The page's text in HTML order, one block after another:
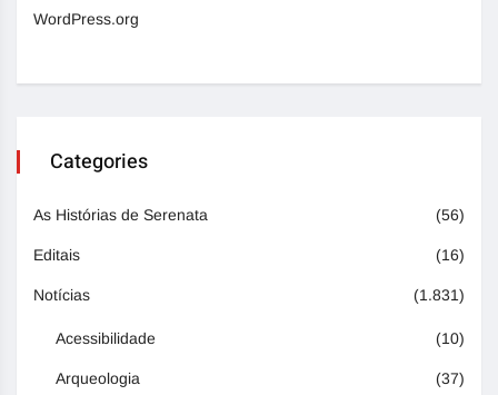
WordPress.org
Categories
As Histórias de Serenata (56)
Editais (16)
Notícias (1.831)
Acessibilidade (10)
Arqueologia (37)